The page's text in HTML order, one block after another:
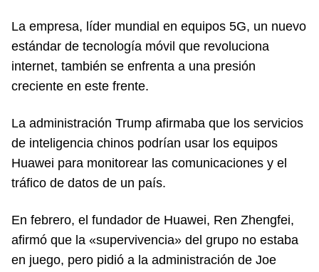
La empresa, líder mundial en equipos 5G, un nuevo
estándar de tecnología móvil que revoluciona
internet, también se enfrenta a una presión
creciente en este frente.
La administración Trump afirmaba que los servicios
de inteligencia chinos podrían usar los equipos
Huawei para monitorear las comunicaciones y el
tráfico de datos de un país.
En febrero, el fundador de Huawei, Ren Zhengfei,
afirmó que la «supervivencia» del grupo no estaba
en juego, pero pidió a la administración de Joe